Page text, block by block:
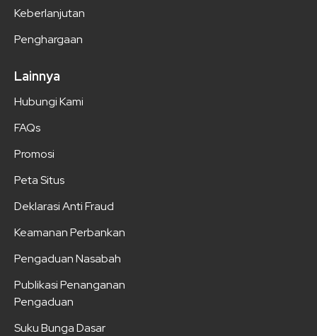
Keberlanjutan
Penghargaan
Lainnya
Hubungi Kami
FAQs
Promosi
Peta Situs
Deklarasi Anti Fraud
Keamanan Perbankan
Pengaduan Nasabah
Publikasi Penanganan
Pengaduan
Suku Bunga Dasar